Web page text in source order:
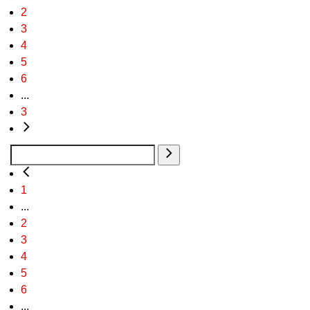
2
3
4
5
6
...
3
1
...
2
3
4
5
6
...